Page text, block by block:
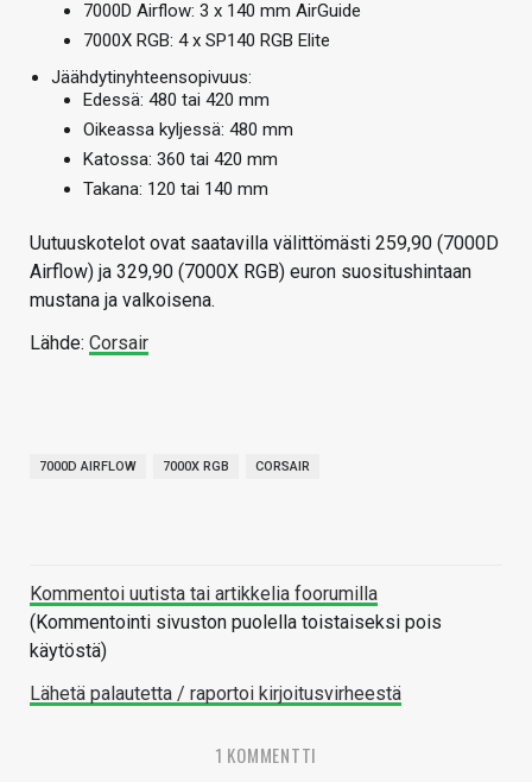
7000D Airflow: 3 x 140 mm AirGuide
7000X RGB: 4 x SP140 RGB Elite
Jäähdytinyhteensopivuus:
Edessä: 480 tai 420 mm
Oikeassa kyljessä: 480 mm
Katossa: 360 tai 420 mm
Takana: 120 tai 140 mm
Uutuuskotelot ovat saatavilla välittömästi 259,90 (7000D
Airflow) ja 329,90 (7000X RGB) euron suositushintaan
mustana ja valkoisena.
Lähde: Corsair
7000D AIRFLOW 7000X RGB CORSAIR
Kommentoi uutista tai artikkelia foorumilla
(Kommentointi sivuston puolella toistaiseksi pois
käytöstä)
Lähetä palautetta / raportoi kirjoitusvirheestä
1 KOMMENTTI